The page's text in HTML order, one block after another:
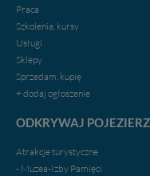
Praca
Szkolenia, kursy
Usługi
Sklepy
Sprzedam, kupię
+ dodaj ogłoszenie
ODKRYWAJ
Atrakcje turystyczne
- Muzea-Izby Pamięci